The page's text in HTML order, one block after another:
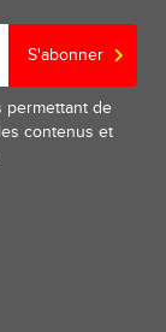
S'abonner
permettant de
contenus et